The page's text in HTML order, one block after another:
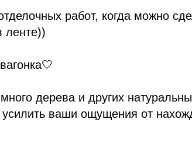
работ, когда можно
ленте))
дерева и других
ваши ощущения от